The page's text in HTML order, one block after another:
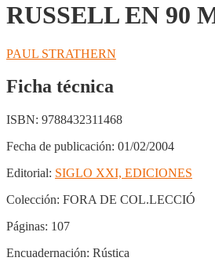
RUSSELL EN 90
PAUL STRATHERN
Ficha técnica
ISBN: 9788432311468
Fecha de publicación: 01/02/2004
Editorial: SIGLO XXI, EDICIONES
Colección: FORA DE COL.LECCIÓ
Páginas: 107
Encuadernación: Rústica